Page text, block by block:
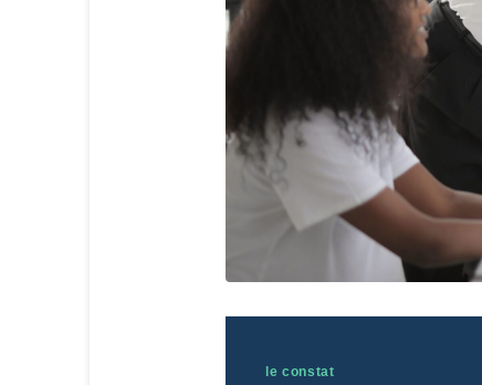
le constat